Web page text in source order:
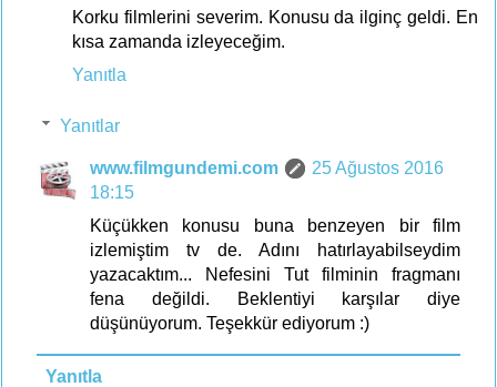
Korku filmlerini severim. Konusu da ilginç geldi. En
kısa zamanda izleyeceğim.
Yanıtla
Yanıtlar
www.filmgundemi.com
25 Ağustos 2016
18:15
Küçükken konusu buna benzeyen bir film
izlemiştim tv de. Adını hatırlayabilseydim
yazacaktım... Nefesini Tut filminin fragmanı
fena değildi. Beklentiyi karşılar diye
düşünüyorum. Teşekkür ediyorum :)
Yanıtla